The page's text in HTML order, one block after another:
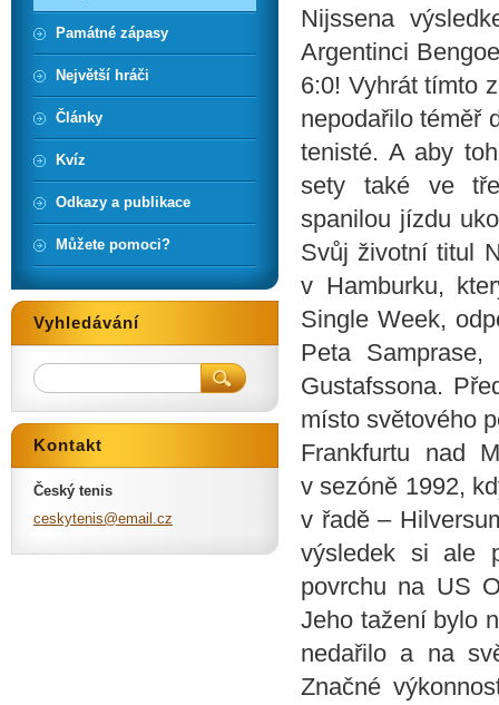
Nijssena
Argentinci
6:0! Vyhrát tímto
nepodařilo téměř
tenisté. A aby
sety také ve
spanilou jízdu
Svůj životní titul
v Hamburku,
Single Week,
Peta
Gustafssona.
místo světového
Frankfurtu nad
v sezóně 1992,
v řadě –
výsledek si ale
povrchu na US
Jeho tažení bylo
nedařilo a na
Značné
Památné zápasy
Největší hráči
Články
Kvíz
Odkazy a publikace
Můžete pomoci?
Vyhledávání
Kontakt
Český tenis
ceskytenis@email .cz